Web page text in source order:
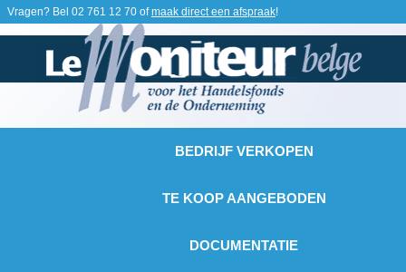
Vragen? Bel 02 761 12 70 ofmaak direct een afspraak!
BEDRIJF VERKOPEN
TE KOOP AANGEBODEN
DOCUMENTATIE